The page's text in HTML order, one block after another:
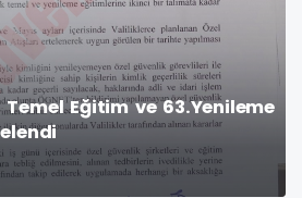
Temel Eğitim ve 63.Yenileme